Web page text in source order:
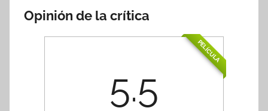
Opinión de la crítica
PELÍCULA
5.5